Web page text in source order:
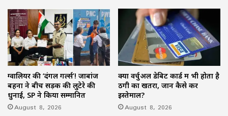
ग्वालियर की ‘दंगल गर्ल्स’! जाबांज
बहनों ने बीच सड़क की लुटेरे की
धुनाई, SP ने किया सम्मानित
August 8, 2026
क्या वर्चुअल डेबिट कार्ड में भी होता है
ठगी का खतरा, जानें कैसे करें
इस्तेमाल?
August 8, 2026